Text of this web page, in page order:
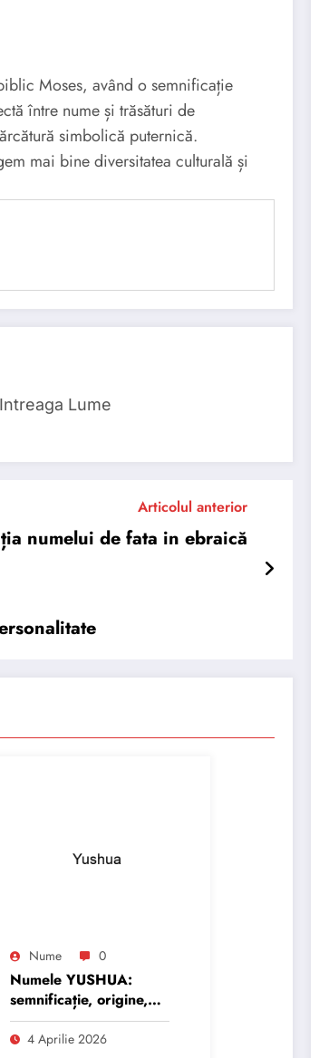
Moses, având o semnificație
între nume și trăsături de
simbolică puternică.
mai bine diversitatea culturală și
Lume
Articolul anterior
numelui de fata in ebraică
Nume 0
Numele YUSHUA:
semnificație, origine,
trăsături și
personalitate
4 Aprilie 2026